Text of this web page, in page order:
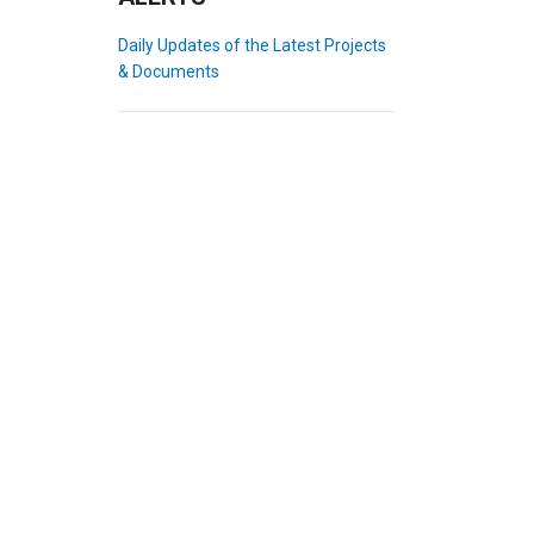
Daily Updates of the Latest Projects
& Documents